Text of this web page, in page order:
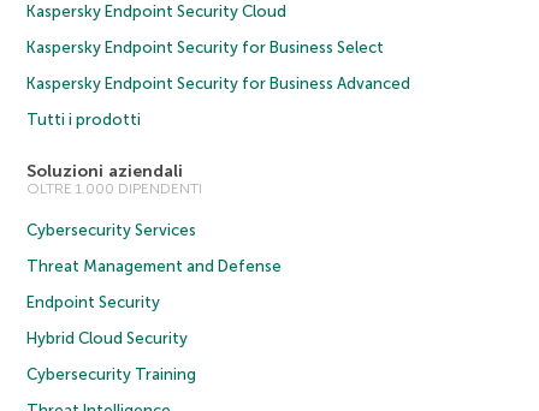
Kaspersky Endpoint Security Cloud
Kaspersky Endpoint Security for Business Select
Kaspersky Endpoint Security for Business Advanced
Tutti i prodotti
Soluzioni aziendali
OLTRE 1.000 DIPENDENTI
Cybersecurity Services
Threat Management and Defense
Endpoint Security
Hybrid Cloud Security
Cybersecurity Training